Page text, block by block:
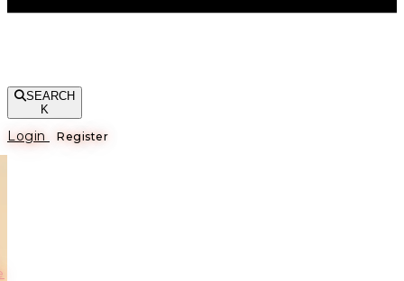
SEARCH
K
Login Register